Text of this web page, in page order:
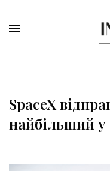
SpaceX
найбільший у